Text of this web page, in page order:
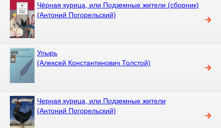
Чёрная курица, или Подземные жители (сборник)
(Антоний Погорельский)
Упырь
(Алексей Константинович Толстой)
Черная курица, или Подземные жители
(Антоний Погорельский)